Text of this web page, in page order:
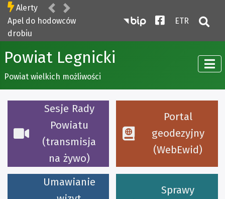
Alerty Poprzednia
Apel do hodowców
drobiu
Biuletyn Informacji
Facebook
ETR - tekst
Powiat Legnicki
Powiat wielkich możliwości
Sesje Rady
Powiatu
(transmisja
na żywo)
Portal
geodezyjny
(WebEwid)
Umawianie
Sprawy